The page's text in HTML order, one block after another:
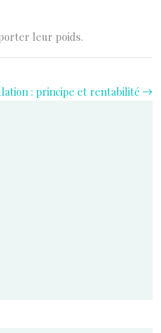
leur poids.
: principe et rentabilité